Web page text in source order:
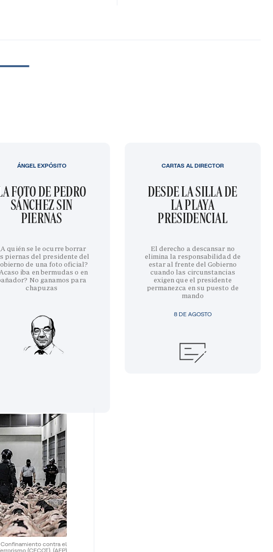
FOTO DE PEDRO
SÁNCHEZ SIN
PIERNAS
quién se le ocurre borrar
piernas del presidente del
de una foto oficial?
iba en bermudas o en
No ganamos para
chapuzas
ÁNGEL EXPÓSITO
8 DE AGOSTO
DESDE LA SILLA DE
LA PLAYA
PRESIDENCIAL
El derecho a descansar no
elimina la responsabilidad de
estar al frente del Gobierno
cuando las circunstancias
exigen que el presidente
permanezca en su puesto de
mando
CARTAS AL DIRECTOR
contra el
(CECOT). (AFP)